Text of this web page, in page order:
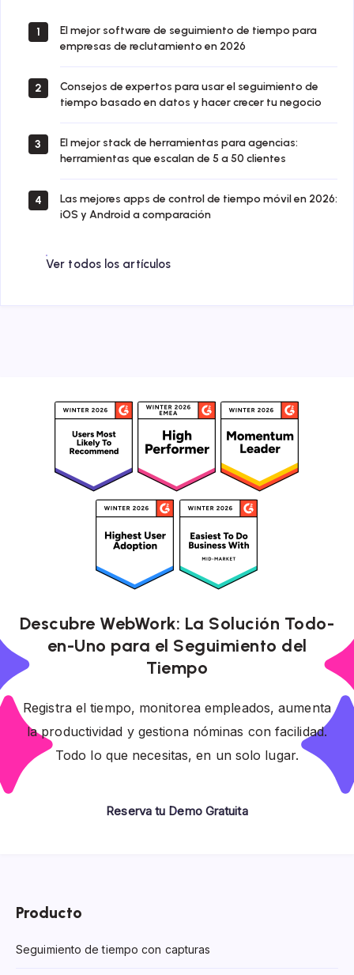
1
El mejor software de seguimiento de tiempo para
empresas de reclutamiento en 2026
2
Consejos de expertos para usar el seguimiento de
tiempo basado en datos y hacer crecer tu negocio
3
El mejor stack de herramientas para agencias:
herramientas que escalan de 5 a 50 clientes
4
Las mejores apps de control de tiempo móvil en 2026:
iOS y Android a comparación
Ver todos los artículos
Descubre WebWork: La Solución Todo-
en-Uno para el Seguimiento del
Tiempo
Registra el tiempo, monitorea empleados, aumenta
la productividad y gestiona nóminas con facilidad.
Todo lo que necesitas, en un solo lugar.
Reserva tu Demo Gratuita
Producto
Seguimiento de tiempo con capturas